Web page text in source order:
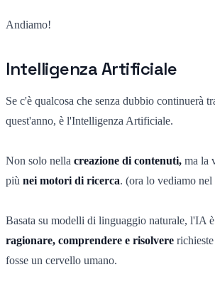
Andiamo!
Intelligenza Artificiale
Se c'è qualcosa che senza dubbio continuerà
quest'anno, è l'Intelligenza Artificiale.
Non solo nella creazione di contenuti, ma la
più nei motori di ricerca. (ora lo vediamo nel
Basata su modelli di linguaggio naturale, l'IA è
ragionare, comprendere e risolvere
fosse un cervello umano.